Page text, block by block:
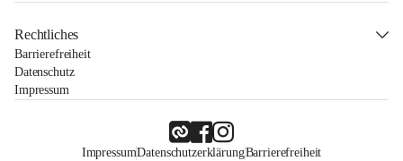
Rechtliches
Barrierefreiheit
Datenschutz
Impressum
ImpressumDatenschutzerklärungBarrierefreiheit